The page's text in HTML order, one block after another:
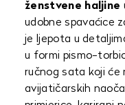
ženstvene haljine
udobne spavaćice
je ljepota u
u formi pismo-
ručnog sata koji će
avijatičarskih